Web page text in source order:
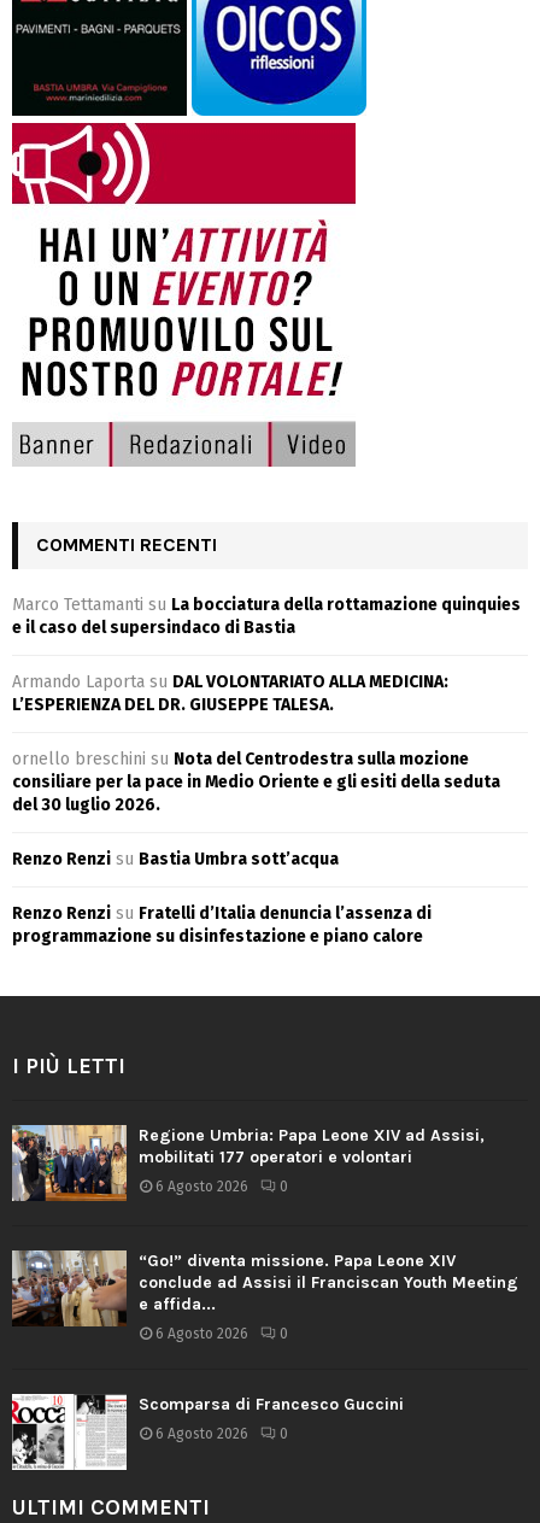
COMMENTI RECENTI
Marco Tettamanti su La bocciatura della rottamazione quinquies
e il caso del supersindaco di Bastia
Armando Laporta su DAL VOLONTARIATO ALLA MEDICINA:
L’ESPERIENZA DEL DR. GIUSEPPE TALESA.
ornello breschini su Nota del Centrodestra sulla mozione
consiliare per la pace in Medio Oriente e gli esiti della seduta
del 30 luglio 2026.
Renzo Renzi su Bastia Umbra sott’acqua
Renzo Renzi su Fratelli d’Italia denuncia l’assenza di
programmazione su disinfestazione e piano calore
I PIÙ LETTI
Regione Umbria: Papa Leone XIV ad Assisi,
mobilitati 177 operatori e volontari
6 Agosto 2026 0
“Go!” diventa missione. Papa Leone XIV
conclude ad Assisi il Franciscan Youth Meeting
e affida...
6 Agosto 2026 0
Scomparsa di Francesco Guccini
6 Agosto 2026 0
ULTIMI COMMENTI